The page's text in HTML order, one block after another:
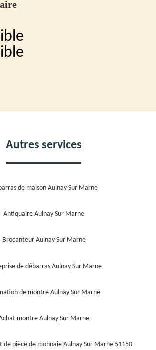
Autres services
de maison Aulnay Sur Marne
Antiquaire Aulnay Sur Marne
Brocanteur Aulnay Sur Marne
de débarras Aulnay Sur Marne
de montre Aulnay Sur Marne
montre Aulnay Sur Marne
de pièce de monnaie Aulnay Sur Marne 51150